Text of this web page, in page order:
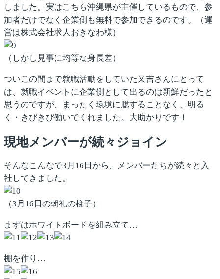
しました。実はこちら沖縄県が主催しているもので、参
加者だけでなく企業側も無料で参加できるのです。（運
営は株式会社求人おきなわ様）
（しかし見事に均等な身長差）
ついこの間まで就職活動をしていた又吉さんにとって
は、就職イベントに企業側として出るのは新鮮だったと
思うのですが、まったく環境に臆することなく、明る
く・きびきび働いてくれました。大助かりです！
現地メンバーが続々ジョイン
そんなこんなで3月16日から、メンバーたちが続々と入
社してきました。
（3月16日の朝礼の様子）
まずはホワイトボードを組み立て…
棚を作り…